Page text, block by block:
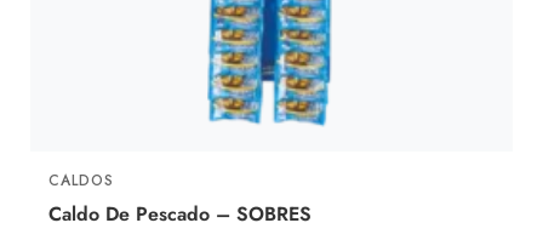
CALDOS
Caldo De Pescado – SOBRES